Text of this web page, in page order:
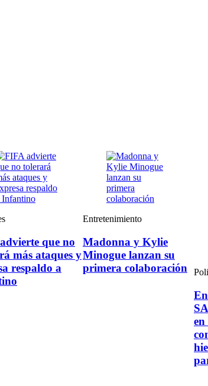
que no
más ataques y
respaldo a
Entretenimiento
Madonna y Kylie
Minogue lanzan su
primera colaboración